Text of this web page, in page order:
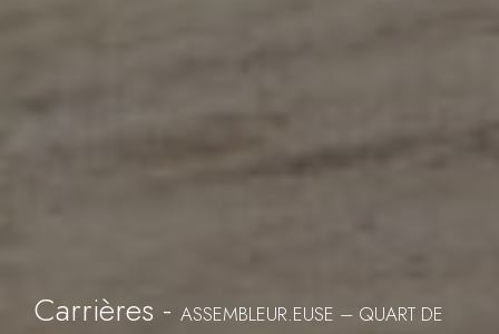
Carrières - ASSEMBLEUR.EUSE – QUART DE